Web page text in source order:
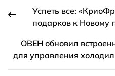
Успеть все:
подарков к Новому
ОВЕН обновил
для управления